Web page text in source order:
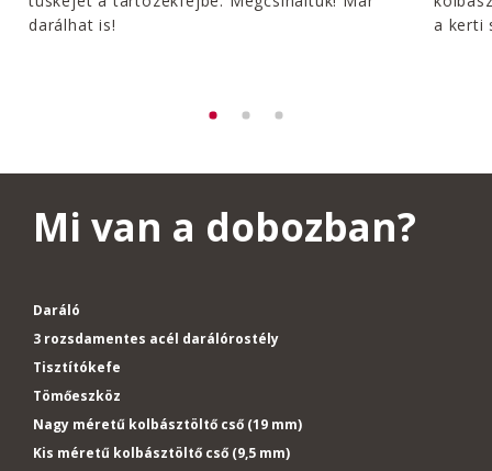
darálhat is!
a kerti
Mi van a dobozban?
Daráló
3 rozsdamentes acél darálórostély
Tisztítókefe
Tömőeszköz
Nagy méretű kolbásztöltő cső (19 mm)
Kis méretű kolbásztöltő cső (9,5 mm)